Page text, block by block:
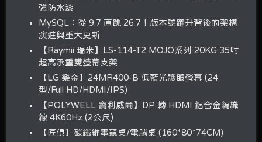
強防水漆
MySQL：從 9.7 直跳 26.7！版本號躍升背後的架構
演進與重大更新
【Raymii 瑞米】LS-114-T2 MOJO系列 20KG 35吋
超高承重雙螢幕支架
【LG 樂金】24MR400-B 低藍光護眼螢幕 (24
型/Full HD/HDMI/IPS)
【POLYWELL 寶利威爾】DP 轉 HDMI 鋁合金編織
線 4K60Hz (2公尺)
【匠俱】碳纖維電競桌/電腦桌 (160*80*74CM)